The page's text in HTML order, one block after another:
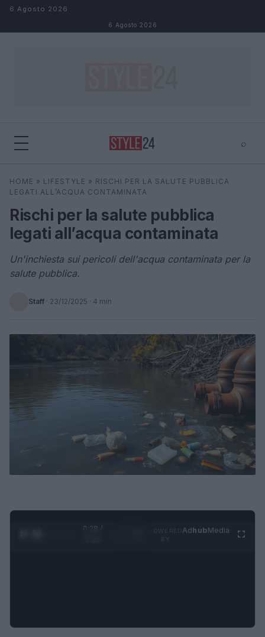
Salta al contenuto
6 Agosto 2026
6 Agosto 2026
⌕
Cerca ⌕
HOME » LIFESTYLE » RISCHI PER LA SALUTE PUBBLICA
LEGATI ALL’ACQUA CONTAMINATA
Rischi per la salute pubblica
legati all’acqua contaminata
Un'inchiesta sui pericoli dell'acqua contaminata per la
salute pubblica.
Staff · 23/12/2025 · 4 min
0:29 /
AdhubMedia